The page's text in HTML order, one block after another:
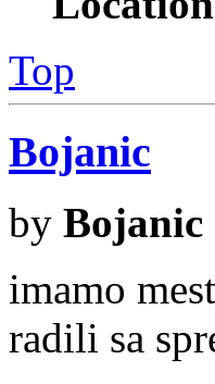
Top
Bojanic
by Bojanic
imamo
radili sa